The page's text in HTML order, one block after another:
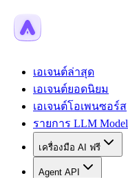
เอเจนต์ล่าสุด
เอเจนต์ยอดนิยม
เอเจนต์โอเพนซอร์ส
รายการ LLM Model
เครื่องมือ AI ฟรี
Agent API